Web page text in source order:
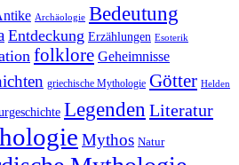
Archäologie Bedeutung
Entdeckung Erzählungen Esoterik
folklore Geheimnisse
griechische Mythologie Götter Helden
Legenden Literatur
Mythos Natur